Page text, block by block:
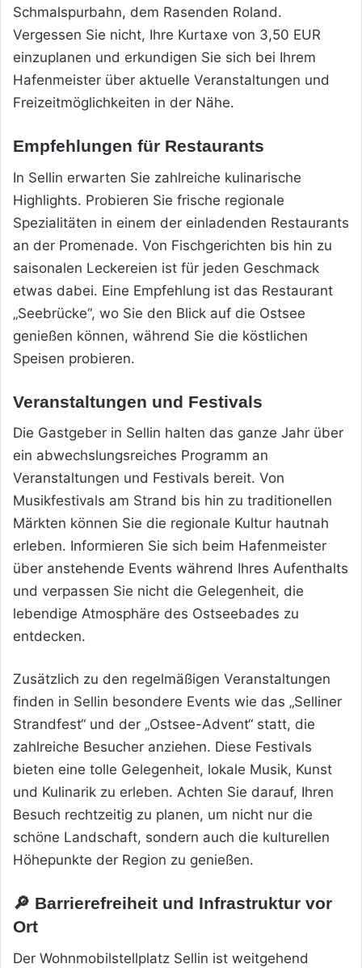
Schmalspurbahn, dem Rasenden Roland.
Vergessen Sie nicht, Ihre Kurtaxe von 3,50 EUR
einzuplanen und erkundigen Sie sich bei Ihrem
Hafenmeister über aktuelle Veranstaltungen und
Freizeitmöglichkeiten in der Nähe.
Empfehlungen für Restaurants
In Sellin erwarten Sie zahlreiche kulinarische
Highlights. Probieren Sie frische regionale
Spezialitäten in einem der einladenden Restaurants
an der Promenade. Von Fischgerichten bis hin zu
saisonalen Leckereien ist für jeden Geschmack
etwas dabei. Eine Empfehlung ist das Restaurant
„Seebrücke“, wo Sie den Blick auf die Ostsee
genießen können, während Sie die köstlichen
Speisen probieren.
Veranstaltungen und Festivals
Die Gastgeber in Sellin halten das ganze Jahr über
ein abwechslungsreiches Programm an
Veranstaltungen und Festivals bereit. Von
Musikfestivals am Strand bis hin zu traditionellen
Märkten können Sie die regionale Kultur hautnah
erleben. Informieren Sie sich beim Hafenmeister
über anstehende Events während Ihres Aufenthalts
und verpassen Sie nicht die Gelegenheit, die
lebendige Atmosphäre des Ostseebades zu
entdecken.
Zusätzlich zu den regelmäßigen Veranstaltungen
finden in Sellin besondere Events wie das „Selliner
Strandfest“ und der „Ostsee-Advent“ statt, die
zahlreiche Besucher anziehen. Diese Festivals
bieten eine tolle Gelegenheit, lokale Musik, Kunst
und Kulinarik zu erleben. Achten Sie darauf, Ihren
Besuch rechtzeitig zu planen, um nicht nur die
schöne Landschaft, sondern auch die kulturellen
Höhepunkte der Region zu genießen.
🔎 Barrierefreiheit und Infrastruktur vor
Ort
Der Wohnmobilstellplatz Sellin ist weitgehend